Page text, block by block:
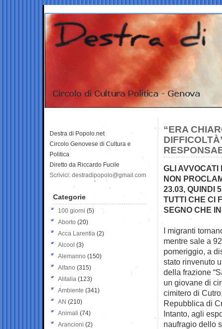
“ERA
GLI AVVOCATI
NON
23.03, QUINDI
TUTTI CHE CI
SEGNO CHE
I migranti
mentre sale a
pomeriggio, a
stato rinvenuto
della frazione
un giovane di
cimitero di
Repubblica di
Intanto, agli
naufragio dello
Destra di Popolo.net
Circolo Genovese di Cultura e
Politica
Diretto da Riccardo Fucile
Scrivici: destradipopolo@gmail.com
Categorie
100 giorni (5)
Aborto (20)
Acca Larentia (2)
Alcool (3)
Alemanno (150)
Alfano (315)
Alitalia (123)
Ambiente (341)
AN (210)
Animali (74)
Arancioni (2)